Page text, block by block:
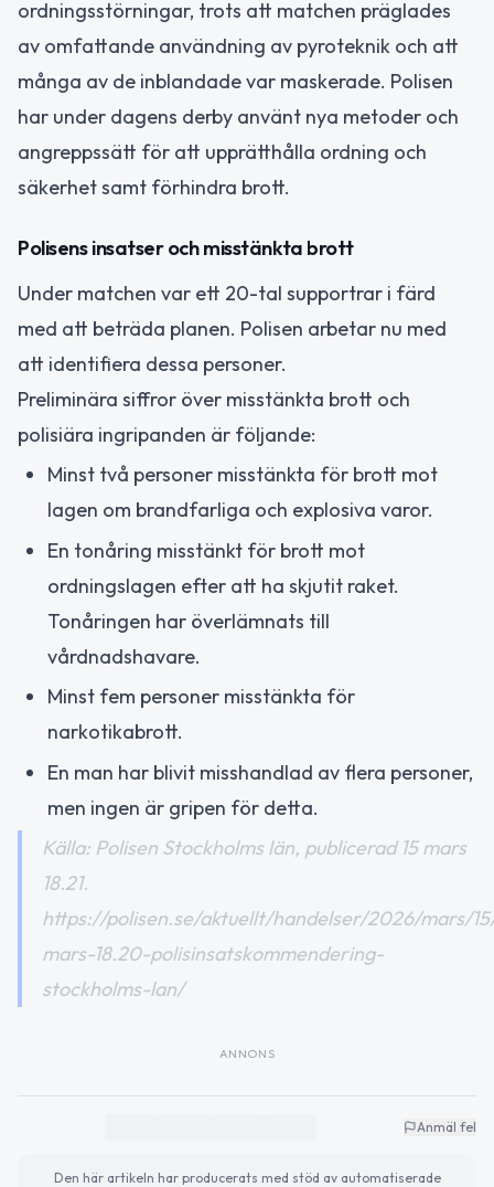
ordningsstörningar, trots att matchen präglades
av omfattande användning av pyroteknik och att
många av de inblandade var maskerade. Polisen
har under dagens derby använt nya metoder och
angreppssätt för att upprätthålla ordning och
säkerhet samt förhindra brott.
Polisens insatser och misstänkta brott
Under matchen var ett 20-tal supportrar i färd
med att beträda planen. Polisen arbetar nu med
att identifiera dessa personer.
Preliminära siffror över misstänkta brott och
polisiära ingripanden är följande:
Minst två personer misstänkta för brott mot
lagen om brandfarliga och explosiva varor.
En tonåring misstänkt för brott mot
ordningslagen efter att ha skjutit raket.
Tonåringen har överlämnats till
vårdnadshavare.
Minst fem personer misstänkta för
narkotikabrott.
En man har blivit misshandlad av flera personer,
men ingen är gripen för detta.
Källa: Polisen Stockholms län, publicerad 15 mars
18.21.
https://polisen.se/aktuellt/handelser/2026/mars/
mars-18.20-polisinsatskommendering-
stockholms-lan/
ANNONS
Anmäl fel
Den här artikeln har producerats med stöd av automatiserade